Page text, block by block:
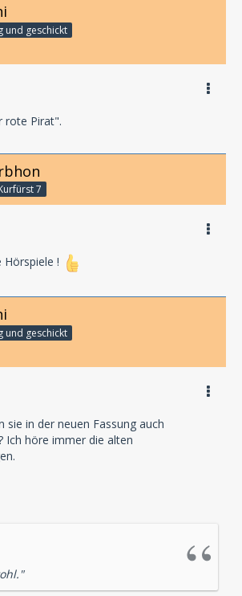
und geschickt
rote Pirat".
7
Hörspiele !
und geschickt
sie in der neuen Fassung auch
Ich höre immer die alten